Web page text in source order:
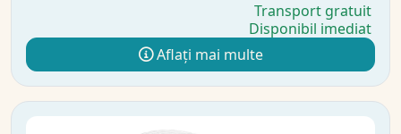
Transport gratuit
Disponibil imediat
Aflați mai multe